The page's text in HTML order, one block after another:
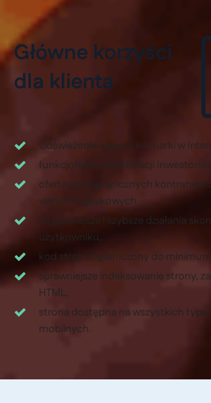
Główne korzyści
dla klienta
Odświeżenie wizerunku marki w
funkcjonalny dział Relacji
oferta dla zagranicznych
wersjach językowych,
wygodniejsze i szybsze działania
użytkowniku,
kod strony ograniczony do minimum,
sprawniejsze indeksowanie strony,
HTML,
strona dostępna na wszystkich
mobilnych.